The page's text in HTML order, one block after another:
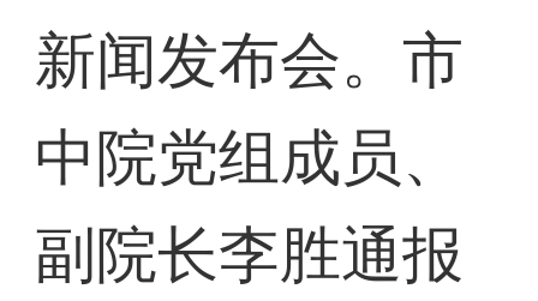
新闻发布会。市
中院党组成员、
副院长李胜通报